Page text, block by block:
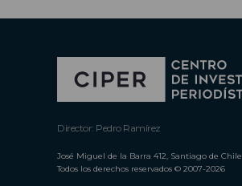
Director: Pedro Ramírez
José Miguel de la Barra 412, Santiago de Chile
Todos los derechos reservados © 2007-2026